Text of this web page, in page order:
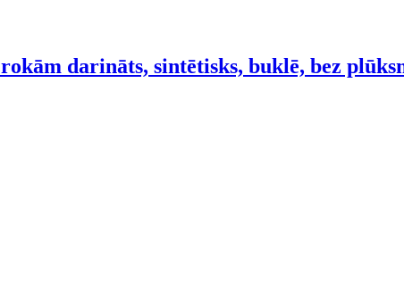
darināts, sintētisks, buklē, bez